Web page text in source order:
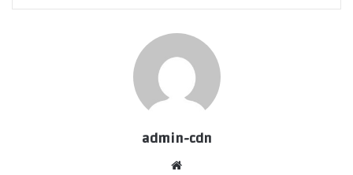
admin-cdn